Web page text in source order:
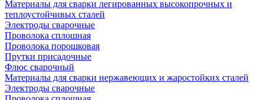
Материалы для сварки легированных высокопрочных и
теплоустойчивых сталей
Электроды сварочные
Проволока сплошная
Проволока порошковая
Прутки присадочные
Флюс сварочный
Материалы для сварки нержавеющих и жаростойких сталей
Электроды сварочные